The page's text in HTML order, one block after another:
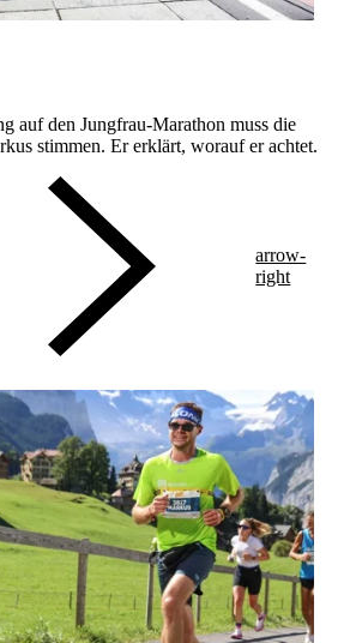
auf den Jungfrau-Marathon muss die
stimmen. Er erklärt, worauf er achtet.
arrow-
right